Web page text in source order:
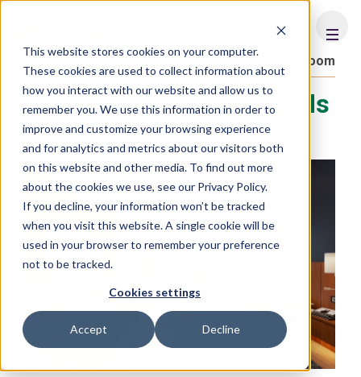
This website stores cookies on your computer.
These cookies are used to collect information about
how you interact with our website and allow us to
remember you. We use this information in order to
improve and customize your browsing experience
and for analytics and metrics about our visitors both
on this website and other media. To find out more
about the cookies we use, see our Privacy Policy.
If you decline, your information won’t be tracked
when you visit this website. A single cookie will be
used in your browser to remember your preference
not to be tracked.
Cookies settings
Accept Decline
Press room
Aleph Hospitality Expands
Middle East Footprint.